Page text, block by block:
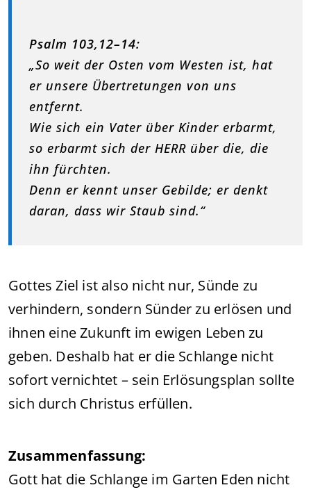
Psalm 103,12–14:
„So weit der Osten vom Westen ist, hat
er unsere Übertretungen von uns
entfernt.
Wie sich ein Vater über Kinder erbarmt,
so erbarmt sich der HERR über die, die
ihn fürchten.
Denn er kennt unser Gebilde; er denkt
daran, dass wir Staub sind.“
Gottes Ziel ist also nicht nur, Sünde zu
verhindern, sondern Sünder zu erlösen und
ihnen eine Zukunft im ewigen Leben zu
geben. Deshalb hat er die Schlange nicht
sofort vernichtet – sein Erlösungsplan sollte
sich durch Christus erfüllen.
Zusammenfassung:
Gott hat die Schlange im Garten Eden nicht